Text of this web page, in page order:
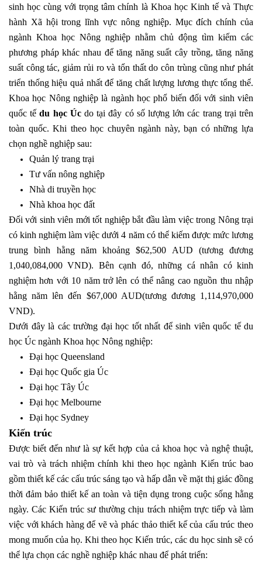
sinh học cùng với trọng tâm chính là Khoa học Kinh tế và Thực
hành Xã hội trong lĩnh vực nông nghiệp. Mục đích chính của
ngành Khoa học Nông nghiệp nhằm chủ động tìm kiếm các
phương pháp khác nhau để tăng năng suất cây trồng, tăng năng
suất công tác, giảm rủi ro và tổn thất do côn trùng cũng như phát
triển thống hiệu quả nhất để tăng chất lượng lương thực tổng thể.
Khoa học Nông nghiệp là ngành học phổ biến đối với sinh viên
quốc tếdu học Úcdo tại đây có số lượng lớn các trang trại trên
toàn quốc. Khi theo học chuyên ngành này, bạn có những lựa
chọn nghề nghiệp sau:
Quản lý trang trại
Tư vấn nông nghiệp
Nhà di truyền học
Nhà khoa học đất
Đối với sinh viên mới tốt nghiệp bắt đầu làm việc trong Nông trại
có kinh nghiệm làm việc dưới 4 năm có thể kiếm được mức lương
trung bình hằng năm khoảng $62,500 AUD (tương đương
1,040,084,000 VND). Bên cạnh đó, những cá nhân có kinh
nghiệm hơn với 10 năm trở lên có thể nâng cao nguồn thu nhập
hằng năm lên đến $67,000 AUD(tương đương 1,114,970,000
VND).
Dưới đây là các trường đại học tốt nhất để sinh viên quốc tế du
học Úc ngành Khoa học Nông nghiệp:
Đại học Queensland
Đại học Quốc gia Úc
Đại học Tây Úc
Đại học Melbourne
Đại học Sydney
Kiến trúc
Được biết đến như là sự kết hợp của cả khoa học và nghệ thuật,
vai trò và trách nhiệm chính khi theo học ngành Kiến trúc bao
gồm thiết kế các cấu trúc sáng tạo và hấp dẫn về mặt thị giác đồng
thời đảm bảo thiết kế an toàn và tiện dụng trong cuộc sống hằng
ngày. Các Kiến trúc sư thường chịu trách nhiệm trực tiếp và làm
việc với khách hàng để vẽ và phác thảo thiết kế của cấu trúc theo
mong muốn của họ. Khi theo học Kiến trúc, các du học sinh sẽ có
thể lựa chọn các nghề nghiệp khác nhau để phát triển: